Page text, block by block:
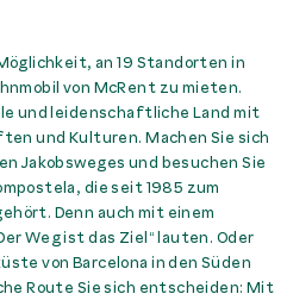
an 19 Standorten in
von McRent zu mieten.
und leidenschaftliche Land mit
und Kulturen. Machen Sie sich
Jakobsweges und besuchen Sie
die seit 1985 zum
Denn auch mit einem
Weg ist das Ziel“ lauten. Oder
von Barcelona in den Süden
Route Sie sich entscheiden: Mit